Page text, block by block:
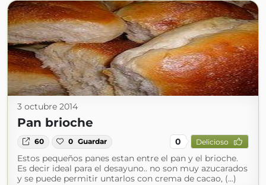
3 octubre 2014
Pan brioche
60 0 Guardar 0 Delicioso
Estos pequeños panes estan entre el pan y el brioche.
Es decir ideal para el desayuno.. no son muy azucarados
y se puede permitir untarlos con crema de cacao, (...)